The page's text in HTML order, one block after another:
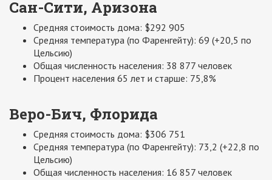
Сан-Сити, Аризона
Средняя стоимость дома: $292 905
Средняя температура (по Фаренгейту): 69 (+20,5 по
Цельсию)
Общая численность населения: 38 877 человек
Процент населения 65 лет и старше: 75,8%
Веро-Бич, Флорида
Средняя стоимость дома: $306 751
Средняя температура (по Фаренгейту): 73,2 (+22,8 по
Цельсию)
Общая численность населения: 16 857 человек